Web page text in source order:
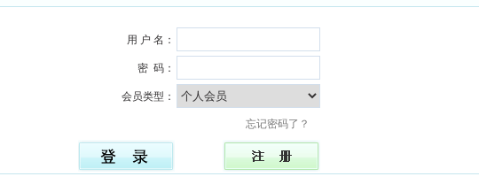
用 户 名：
密 码：
会员类型：
忘记密码了？